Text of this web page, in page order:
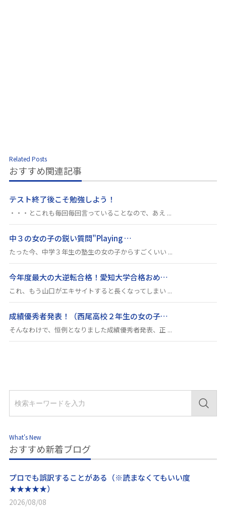
Related Posts
おすすめ関連記事
テスト終了後こそ勉強しよう！
・・・とこれも毎回毎回言っていることなので、あえ ...
中３の女の子の鋭い質問"Playing …
たった今、中学３年生の塾生の女の子からすごくいい ...
今年度最大の大逆転合格！愛知大学合格おめ…
これ、もう山口がエキサイトすると長くなってしまい ...
成績優秀者発表！（西尾高校２年生の女の子…
そんなわけで、恒例となりました成績優秀者発表、正 ...
What's New
おすすめ新着ブログ
プロでも誤訳することがある（※読まなくてもいい度
★★★★★）
2026/08/08